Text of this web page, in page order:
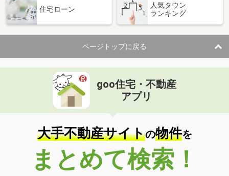
住 所
大分県大分市明磧町２
専有面積 58.53m²
間取り
2LDK
大分県中津市大字相原
価 格
住 所
大分県中津市大字相原
専有面積 60.42m²
間取り
3DK
大分県大分市大字旦野原
価 格
3.40万円
住宅ローン
人気タウン
ランキング
ページトップに戻る
goo住宅・不動産
アプリ
大手不動産サイトの物件を
まとめて検索！